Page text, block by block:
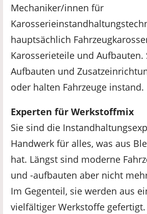
als Informationsquelle.
Mechaniker/innen für
hauptsächlich
Karosserieteile und Aufbauten.
Aufbauten und
oder halten Fahrzeuge instand.
Experten für Werkstoffmix
Sie sind die
Handwerk für alles, was aus
hat. Längst sind moderne
und -aufbauten aber nicht
Im Gegenteil, sie werden aus
vielfältiger Werkstoffe